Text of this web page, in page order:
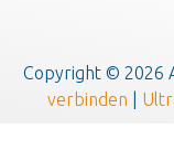
Copyright © 2026
verbinden